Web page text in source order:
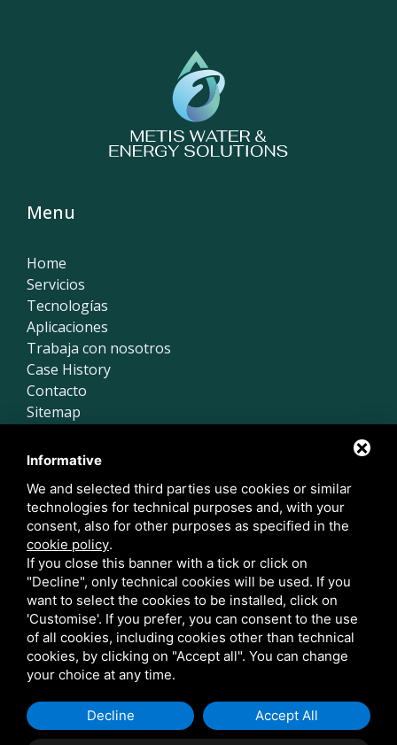
Menu
Home
Servicios
Tecnologías
Aplicaciones
Trabaja con nosotros
Case History
Contacto
Sitemap
Póngase en contacto con nosotros
Via Sante Vandi, 10000173 Roma RM
+39 06 89021644
+39 06 89021647
Metis Water s.r.l. • VAT 17113761005
privacidad
Condiciones del servicio de Google.
Informative
We and selected third parties use cookies or similar
technologies for technical purposes and, with your
consent, also for other purposes as specified in the
cookie policy.
If you close this banner with a tick or click on
"Decline", only technical cookies will be used. If you
want to select the cookies to be installed, click on
'Customise'. If you prefer, you can consent to the use
of all cookies, including cookies other than technical
cookies, by clicking on "Accept all". You can change
your choice at any time.
Decline Accept All